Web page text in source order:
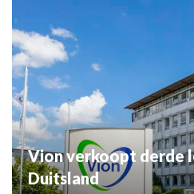
Vion verkoopt derde
Duitsland